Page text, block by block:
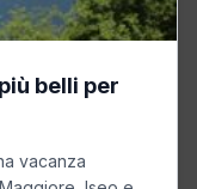
belli per
vacanza